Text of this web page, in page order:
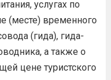
услугах по
(месте) временного
(гида), гида-
а также о
цене туристского